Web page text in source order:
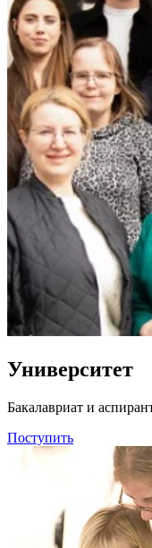
Университет
Бакалавриат и
Поступить